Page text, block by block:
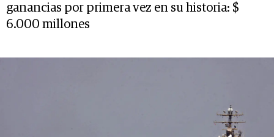
ganancias por primera vez en su historia: $
6.000 millones